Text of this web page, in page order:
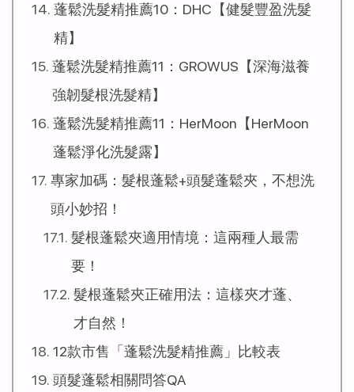
蓬鬆洗髮精推薦10：DHC【健髮豐盈洗髮
精】
蓬鬆洗髮精推薦11：GROWUS【深海滋養
強韌髮根洗髮精】
蓬鬆洗髮精推薦11：HerMoon【HerMoon
蓬鬆淨化洗髮露】
專家加碼：髮根蓬鬆+頭髮蓬鬆夾，不想洗
頭小妙招！
髮根蓬鬆夾適用情境：這兩種人最需
要！
髮根蓬鬆夾正確用法：這樣夾才蓬、
才自然！
12款市售「蓬鬆洗髮精推薦」比較表
頭髮蓬鬆相關問答QA